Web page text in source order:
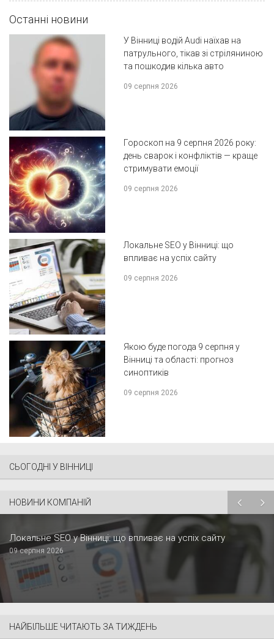
Останні новини
У Вінниці водій Audi наїхав на
патрульного, тікав зі стріляниною
та пошкодив кілька авто
09 серпня 2026
Гороскоп на 9 серпня 2026 року:
день сварок і конфліктів — краще
стримувати емоції
09 серпня 2026
Локальне SEO у Вінниці: що
впливає на успіх сайту
09 серпня 2026
Якою буде погода 9 серпня у
Вінниці та області: прогноз
синоптиків
09 серпня 2026
СЬОГОДНІ У ВІННИЦІ
НОВИНИ КОМПАНІЙ
Локальне SEO у Вінниці: що впливає на успіх сайту
09 серпня 2026
НАЙБІЛЬШЕ ЧИТАЮТЬ ЗА ТИЖДЕНЬ